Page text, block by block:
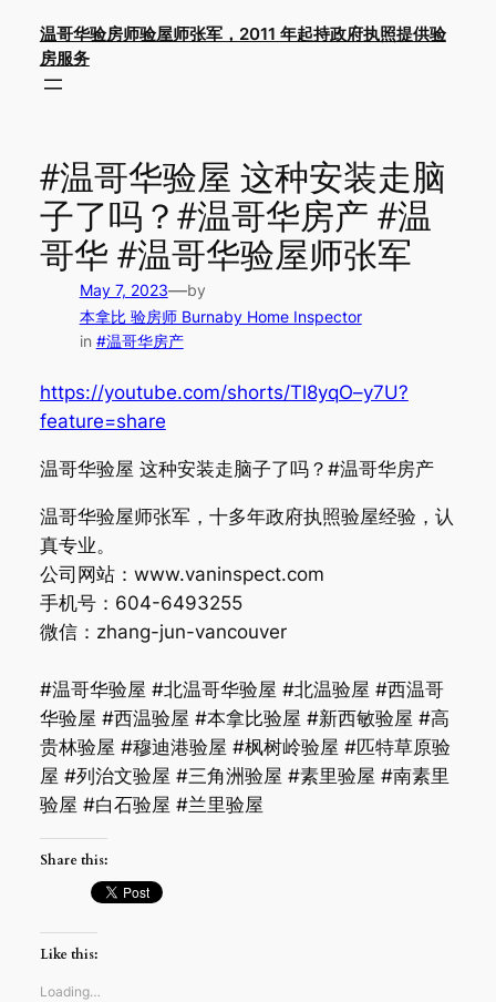
content
温哥华验房师验屋师张军，2011 年起持政府执照提供验
房服务
#温哥华验屋 这种安装走脑
子了吗？#温哥华房产 #温
哥华 #温哥华验屋师张军
May 7, 2023—by
本拿比 验房师 Burnaby Home Inspector
in #温哥华房产
https://youtube.com/shorts/Tl8yqO–y7U?
feature=share
温哥华验屋 这种安装走脑子了吗？#温哥华房产
温哥华验屋师张军，十多年政府执照验屋经验，认
真专业。
公司网站：www.vaninspect.com
手机号：604-6493255
微信：zhang-jun-vancouver
#温哥华验屋 #北温哥华验屋 #北温验屋 #西温哥
华验屋 #西温验屋 #本拿比验屋 #新西敏验屋 #高
贵林验屋 #穆迪港验屋 #枫树岭验屋 #匹特草原验
屋 #列治文验屋 #三角洲验屋 #素里验屋 #南素里
验屋 #白石验屋 #兰里验屋
Share this:
Like this:
Loading…